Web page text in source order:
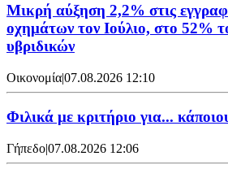
Μικρή αύξηση 2,2% στις
οχημάτων τον Ιούλιο, στο 52%
υβριδικών
Οικονομία|07.08.2026 12:10
Φιλικά με κριτήριο για...
Γήπεδο|07.08.2026 12:06